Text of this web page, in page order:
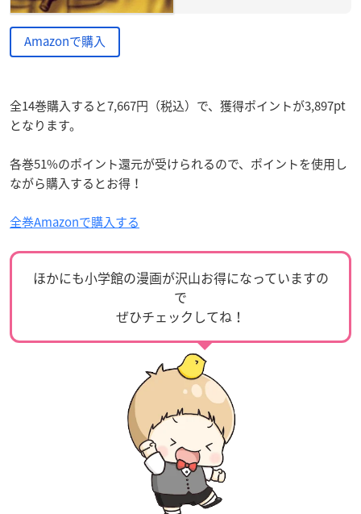
Amazonで購入
全14巻購入すると7,667円（税込）で、獲得ポイントが3,897pt
となります。
各巻51%のポイント還元が受けられるので、ポイントを使用し
ながら購入するとお得！
全巻Amazonで購入する
ほかにも小学館の漫画が沢山お得になっていますの
で
ぜひチェックしてね！